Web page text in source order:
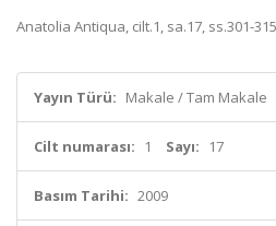
Anatolia Antiqua, cilt.1, sa.17, ss.301-
Yayın Türü: Makale / Tam Makale
Cilt numarası: 1 Sayı: 17
Basım Tarihi: 2009